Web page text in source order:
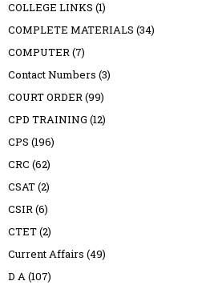
COLLEGE LINKS (1)
COMPLETE MATERIALS (34)
COMPUTER(7)
Contact Numbers (3)
COURT ORDER(99)
CPD TRAINING (12)
CPS (196)
CRC (62)
CSAT(2)
CSIR(6)
CTET(2)
Current Affairs (49)
D A(107)